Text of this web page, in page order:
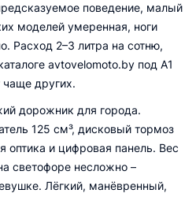
поведение, малый
моделей умеренная, ноги
Расход 2–3 литра на сотню,
avtovelomoto.by под А1
чаще других.
дорожник для города.
125 см³, дисковый тормоз
оптика и цифровая панель. Вес
светофоре несложно –
Лёгкий, манёвренный,